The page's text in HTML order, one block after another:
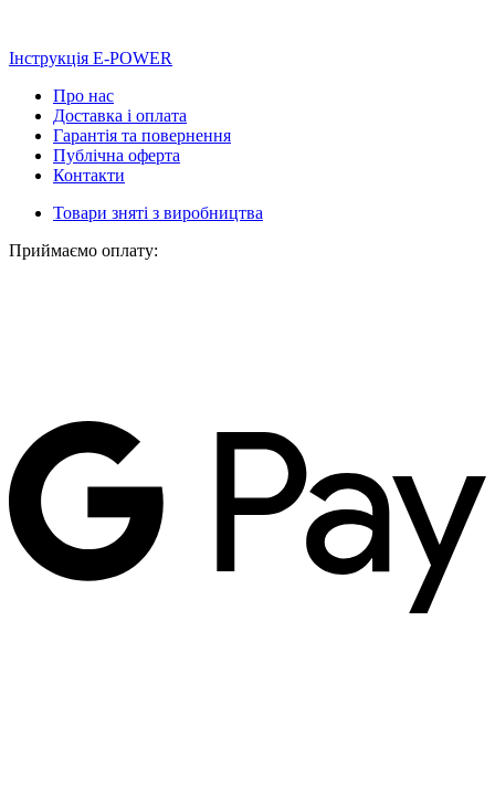
Інструкція E-POWER
Про нас
Доставка і оплата
Гарантія та повернення
Публічна оферта
Контакти
Товари зняті з виробництва
Приймаємо оплату: